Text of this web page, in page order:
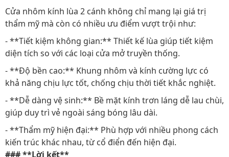
Cửa nhôm kính lùa 2 cánh không chỉ mang lại giá trị
thẩm mỹ mà còn có nhiều ưu điểm vượt trội như:
- **Tiết kiệm không gian:** Thiết kế lùa giúp tiết kiệm
diện tích so với các loại cửa mở truyền thống.
- **Độ bền cao:** Khung nhôm và kính cường lực có
khả năng chịu lực tốt, chống chịu thời tiết khắc nghiệt.
- **Dễ dàng vệ sinh:** Bề mặt kính trơn láng dễ lau chùi,
giúp duy trì vẻ ngoài sáng bóng lâu dài.
- **Thẩm mỹ hiện đại:** Phù hợp với nhiều phong cách
kiến trúc khác nhau, từ cổ điển đến hiện đại.
### **Lời kết**